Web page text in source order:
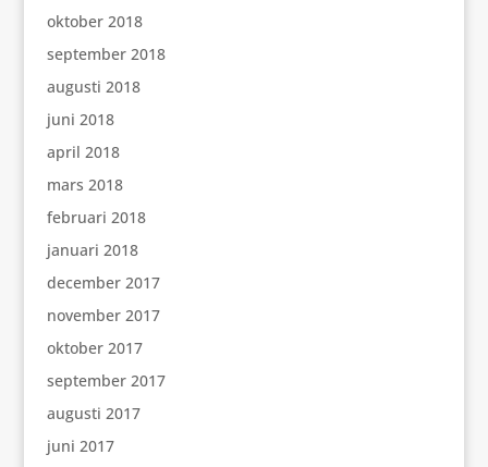
oktober 2018
september 2018
augusti 2018
juni 2018
april 2018
mars 2018
februari 2018
januari 2018
december 2017
november 2017
oktober 2017
september 2017
augusti 2017
juni 2017